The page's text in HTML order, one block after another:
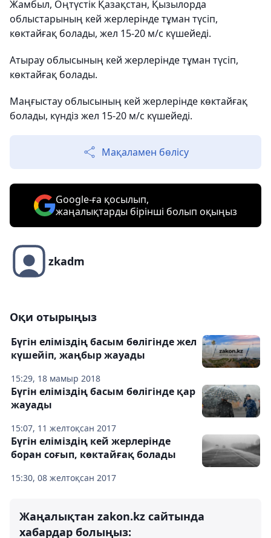
Жамбыл, Оңтүстік Қазақстан, Қызылорда
облыстарының кей жерлерінде тұман түсіп,
көктайғақ болады, жел 15-20 м/с күшейеді.
Атырау облысының кей жерлерінде тұман түсіп,
көктайғақ болады.
Маңғыстау облысының кей жерлерінде көктайғақ
болады, күндіз жел 15-20 м/с күшейеді.
Мақаламен бөлісу
Google-ға қосылып,
жаңалықтарды бірінші болып оқыңыз
zkadm
Оқи отырыңыз
15:29, 18 мамыр 2018
Бүгін еліміздің басым бөлігінде жел
күшейіп, жаңбыр жауады
15:07, 11 желтоқсан 2017
Бүгін еліміздің басым бөлігінде қар
жауады
15:30, 08 желтоқсан 2017
Бүгін еліміздің кей жерлерінде
боран соғып, көктайғақ болады
Жаңалықтан zakon.kz сайтында
хабардар болыңыз: